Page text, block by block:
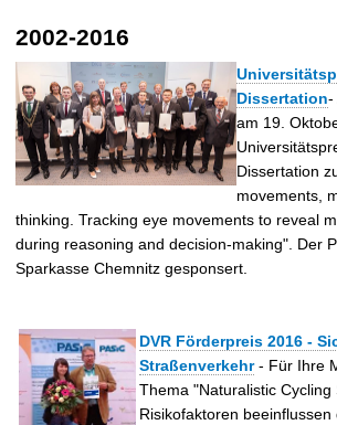
2002-2016
Dissertation-
am 19.
Dissertation
movements,
thinking. Tracking eye movements to reveal
during reasoning and decision-making". Der
Sparkasse Chemnitz gesponsert.
DVR Förderpreis 2016 -
Straßenverkehr - Für Ihre
Thema "Naturalistic Cycling
Risikofaktoren beeinflussen